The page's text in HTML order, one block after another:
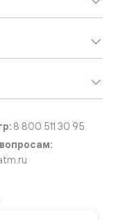
8 800 511 30 95